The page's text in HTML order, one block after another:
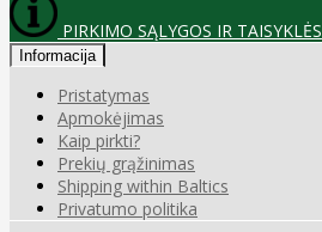
PIRKIMO SĄLYGOS IR TAISYKLĖS
Informacija
Pristatymas
Apmokėjimas
Kaip pirkti?
Prekių grąžinimas
Shipping within Baltics
Privatumo politika